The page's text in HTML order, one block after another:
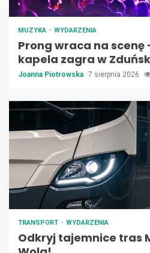
MUZYKA WYDARZENIA
Prong wraca na
kapela zagra w
Joanna Piotrowska 7 sierpnia 2026
TRANSPORT WYDARZENIA
Odkryj tajemnice tras